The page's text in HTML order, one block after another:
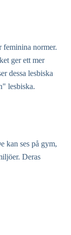
feminina normer.
ger ett mer
dessa lesbiska
lesbiska.
kan ses på gym,
Deras